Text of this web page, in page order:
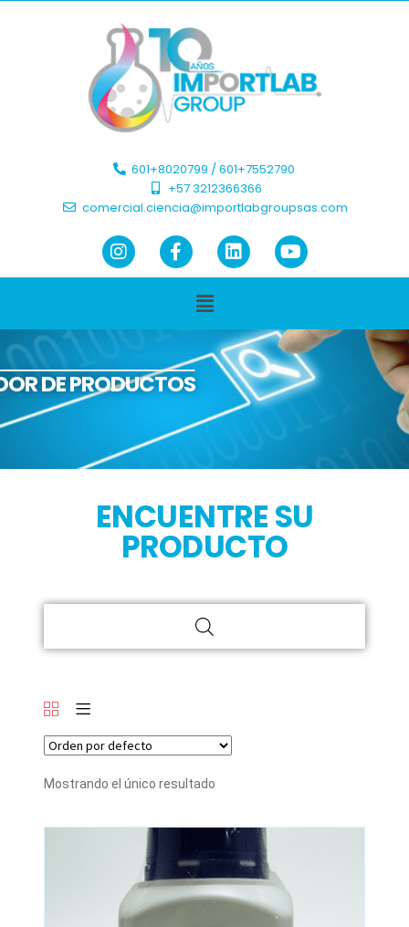
601+8020799 / 601+7552790 ​
+57 3212366366​
comercial.ciencia@importlabgroupsas.com
DE PRODUCTOS
ENCUENTRE SU
PRODUCTO
Mostrando el único resultado